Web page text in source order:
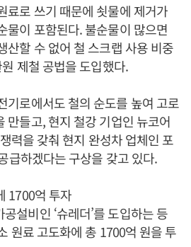
료로 쓰기 때문에 쇳물에 제거가
물이 포함된다. 불순물이 많으면
산할 수 없어 철 스크랩 사용 비중
제철 공법을 도입했다.
기로에서도 철의 순도를 높여 고로
만들고, 현지 철강 기업인 뉴코어
력을 갖춰 현지 완성차 업체인 포
급하겠다는 구상을 갖고 있다.
1700억 투자
설비인 ‘슈레더’를 도입하는 등
원료 고도화에 총 1700억 원을 투